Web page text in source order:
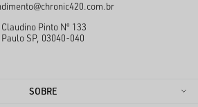
Claudino Pinto Nº 133
Paulo SP, 03040-040
SOBRE